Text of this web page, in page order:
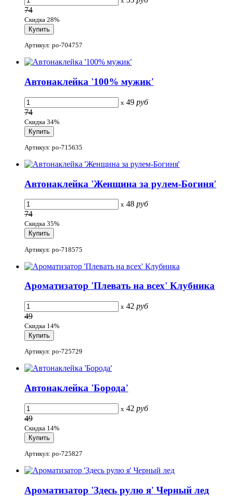
74
Скидка 28%
Артикул: po-704757
Автонаклейка '100% мужик'
x 49 руб
74
Скидка 34%
Артикул: po-715635
Автонаклейка 'Женщина за рулем-Богиня'
x 48 руб
74
Скидка 35%
Артикул: po-718575
Ароматизатор 'Плевать на всех' Клубника
x 42 руб
49
Скидка 14%
Артикул: po-725729
Автонаклейка 'Борода'
x 42 руб
49
Скидка 14%
Артикул: po-725827
Ароматизатор 'Здесь рулю я' Черный лед